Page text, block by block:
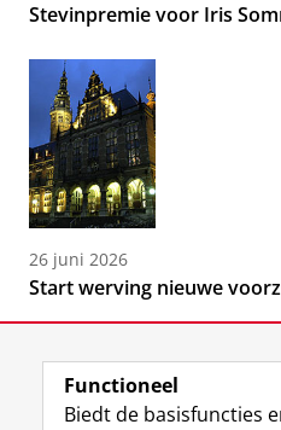
Stevinpremie voor Iris
26 juni 2026
Start werving nieuwe
Functioneel
Biedt de basisfuncties